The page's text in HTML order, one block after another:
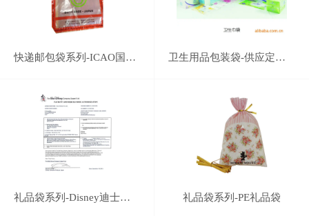
快递邮包袋系列-ICAO国际民航机构组织认证企业-机场免税店保密免检塑料包装袋 卫生用品包装袋-供应定制卫生巾包装袋
礼品袋系列-Disney迪士尼认证企业-专业塑料礼品袋系列生产 礼品袋系列-PE礼品袋